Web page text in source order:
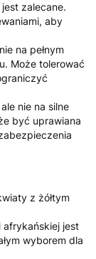
zalecane.
aby
na pełnym
Może tolerować
nie na silne
być uprawiana
z żółtym
afrykańskiej jest
wyborem dla